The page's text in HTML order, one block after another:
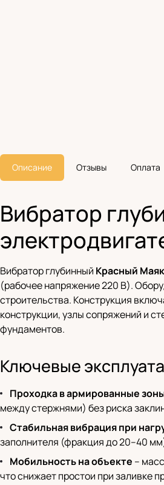
Описание Отзывы Оплата
Вибратор
Вибратор глубинный Красный
(рабочее напряжение 220 В).
строительства. Конструкция
конструкции, узлы сопряжений и
фундаментов.
Ключевые
Проходка в армированные
между стержнями) без риска
Стабильная вибрация при
заполнителя (фракция до 20–40
Мобильность на объекте –
что снижает простои при заливке